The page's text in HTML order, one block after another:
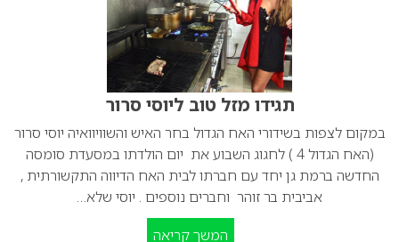
תגידו מזל טוב ליוסי סרור
במקום לצפות בשידורי האח הגדול בחר האיש והשוויוואיה יוסי סרור
(האח הגדול 4 ) לחגוג השבוע את יום הולדתו במסעדת סומסה
החדשה ברמת גן יחד עם חברתו לבית האח הדיווה התקשורתית ,
אביבית בר זוהר וחברים נוספים . יוסי שלא…
המשך קריאה